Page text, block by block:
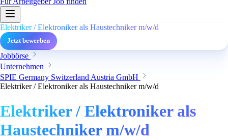
Elektriker / Elektroniker als Haustechniker m/w/d
Jetzt bewerben
Jobbörse
Unternehmen
SPIE Germany Switzerland Austria GmbH
Elektriker / Elektroniker als Haustechniker m/w/d
Elektriker / Elektroniker als
Haustechniker m/w/d